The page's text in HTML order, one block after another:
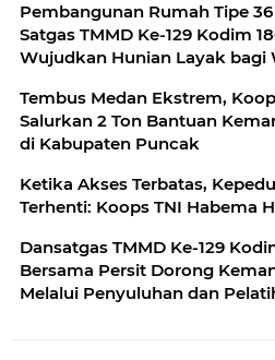
Pembangunan Rumah Tipe
Satgas TMMD Ke-129 Kodim
Wujudkan Hunian Layak bagi
Tembus Medan Ekstrem,
Salurkan 2 Ton Bantuan
di Kabupaten Puncak
Ketika Akses Terbatas,
Terhenti: Koops TNI Habema
Dansatgas TMMD Ke-129
Bersama Persit Dorong
Melalui Penyuluhan dan